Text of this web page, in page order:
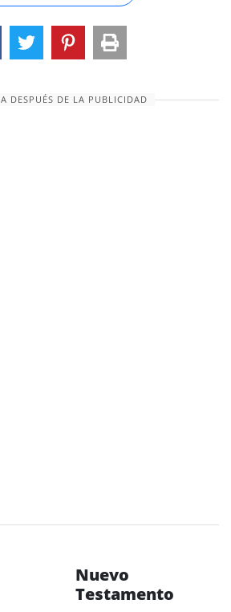
encontró con el misterioso
sombra terrible de
todavía descansa sobre este
Deidad, y que siempre es
DESPUÉS DE LA PUBLICIDAD
Nuevo
Testamento